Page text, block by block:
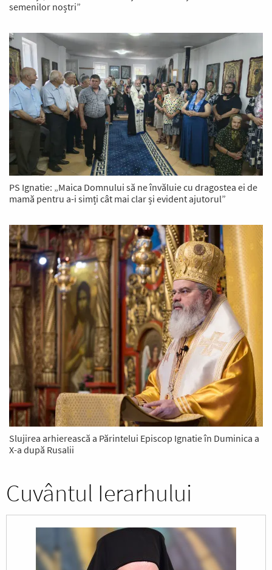
semenilor noștri”
PS Ignatie: „Maica Domnului să ne învăluie cu dragostea ei de
mamă pentru a-i simți cât mai clar și evident ajutorul”
Slujirea arhierească a Părintelui Episcop Ignatie în Duminica a
X-a după Rusalii
Cuvântul Ierarhului